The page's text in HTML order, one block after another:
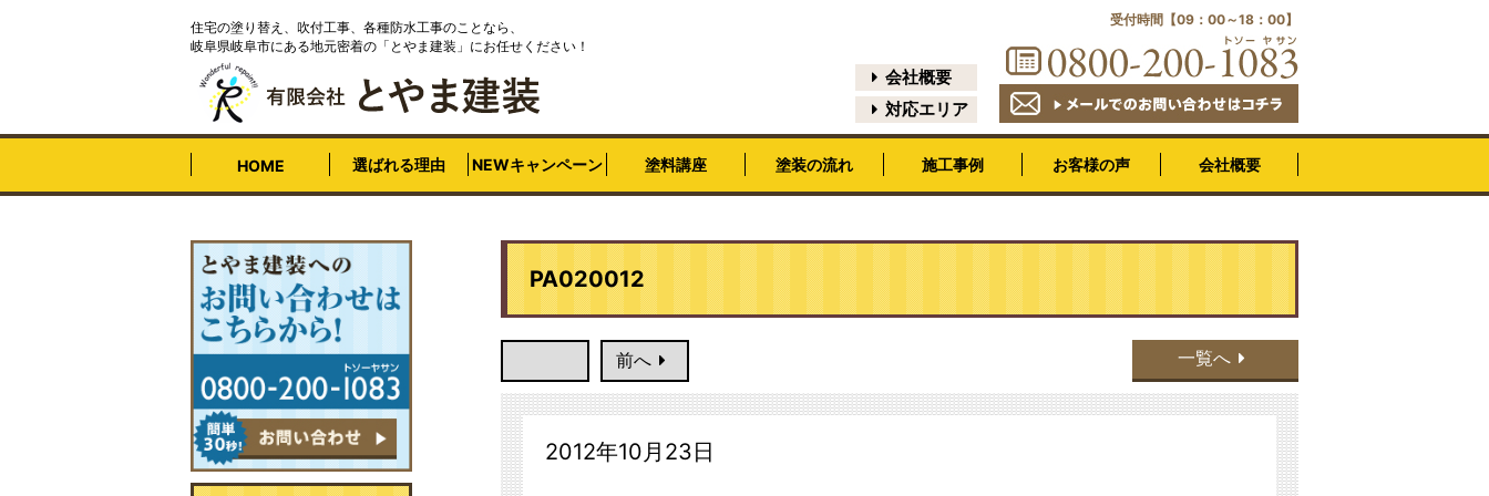
住宅の塗り替え、吹付工事、各種防水工事のことなら、
岐阜県岐阜市にある地元密着の「とやま建装」にお任せください！
会社概要
対応エリア
受付時間【09：00～18：00】
HOME 選ばれる理由 NEWキャンペーン 塗料講座 塗装の流れ 施工事例 お客様の声 会社概要
PA020012
前へ 一覧へ
2012年10月23日